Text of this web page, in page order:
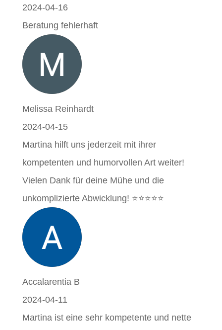
2024-04-16
Beratung fehlerhaft
Melissa Reinhardt
2024-04-15
Martina hilft uns jederzeit mit ihrer
kompetenten und humorvollen Art weiter!
Vielen Dank für deine Mühe und die
unkomplizierte Abwicklung! ⭐️⭐️⭐️⭐️⭐️
Accalarentia B
2024-04-11
Martina ist eine sehr kompetente und nette